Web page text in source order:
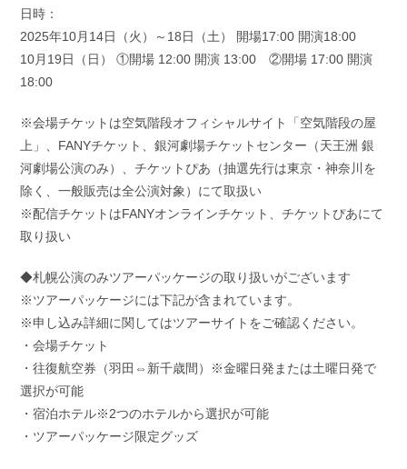
日時：
2025年10月14日（火）～18日（土） 開場17:00 開演18:00
10月19日（日） ①開場 12:00 開演 13:00 ②開場 17:00 開演
18:00
※会場チケットは空気階段オフィシャルサイト「空気階段の屋
上」、FANYチケット、銀河劇場チケットセンター（天王洲 銀
河劇場公演のみ）、チケットぴあ（抽選先行は東京・神奈川を
除く、一般販売は全公演対象）にて取扱い
※配信チケットはFANYオンラインチケット、チケットぴあにて
取り扱い
◆札幌公演のみツアーパッケージの取り扱いがございます
※ツアーパッケージには下記が含まれています。
※申し込み詳細に関してはツアーサイトをご確認ください。
・会場チケット
・往復航空券（羽田⇔新千歳間）※金曜日発または土曜日発で
選択が可能
・宿泊ホテル※2つのホテルから選択が可能
・ツアーパッケージ限定グッズ